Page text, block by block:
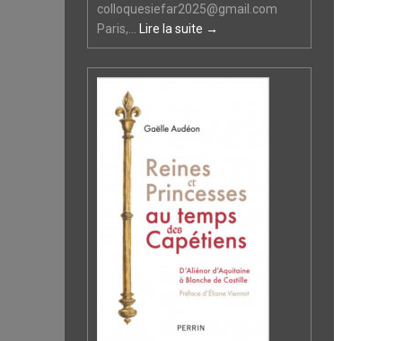
colloquesiefar2025@gmail.com
Paris,... Lire la suite →